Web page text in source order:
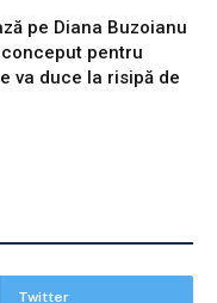
pe Diana Buzoianu
pentru
va duce la risipă de
Twitter